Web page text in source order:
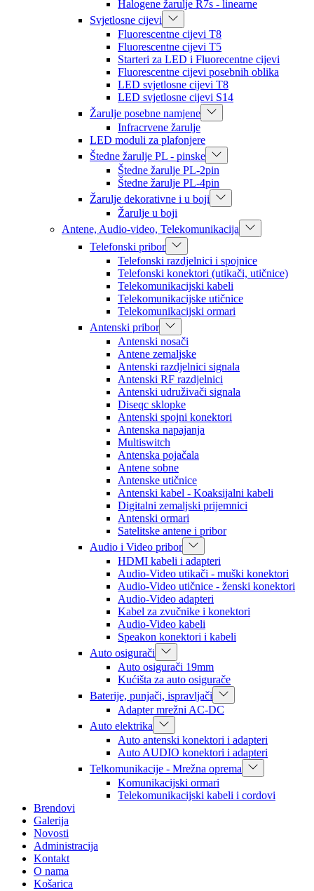
Halogene žarulje R7s - linearne
Svjetlosne cijevi
Fluorescentne cijevi T8
Fluorescentne cijevi T5
Starteri za LED i Fluorecentne cijevi
Fluorescentne cijevi posebnih oblika
LED svjetlosne cijevi T8
LED svjetlosne cijevi S14
Žarulje posebne namjene
Infracrvene žarulje
LED moduli za plafonjere
Štedne žarulje PL - pinske
Štedne žarulje PL-2pin
Štedne žarulje PL-4pin
Žarulje dekorativne i u boji
Žarulje u boji
Antene, Audio-video, Telekomunikacija
Telefonski pribor
Telefonski razdjelnici i spojnice
Telefonski konektori (utikači, utičnice)
Telekomunikacijski kabeli
Telekomunikacijske utičnice
Telekomunikacijski ormari
Antenski pribor
Antenski nosači
Antene zemaljske
Antenski razdjelnici signala
Antenski RF razdjelnici
Antenski udruživači signala
Diseqc sklopke
Antenski spojni konektori
Antenska napajanja
Multiswitch
Antenska pojačala
Antene sobne
Antenske utičnice
Antenski kabel - Koaksijalni kabeli
Digitalni zemaljski prijemnici
Antenski ormari
Satelitske antene i pribor
Audio i Video pribor
HDMI kabeli i adapteri
Audio-Video utikači - muški konektori
Audio-Video utičnice - ženski konektori
Audio-Video adapteri
Kabel za zvučnike i konektori
Audio-Video kabeli
Speakon konektori i kabeli
Auto osigurači
Auto osigurači 19mm
Kućišta za auto osigurače
Baterije, punjači, ispravljači
Adapter mrežni AC-DC
Auto elektrika
Auto antenski konektori i adapteri
Auto AUDIO konektori i adapteri
Telkomunikacije - Mrežna oprema
Komunikacijski ormari
Telekomunikacijski kabeli i cordovi
Brendovi
Galerija
Novosti
Administracija
Kontakt
O nama
Košarica